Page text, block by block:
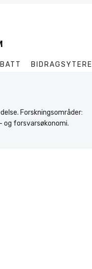
BIDRAGSYTERE
Forskningsområder:
og forsvarsøkonomi.